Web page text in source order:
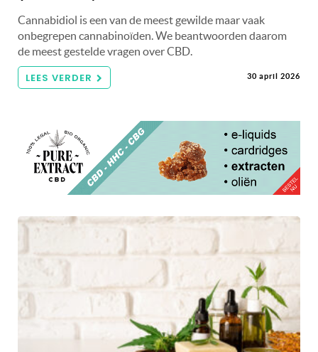
Cannabidiol is een van de meest gewilde maar vaak
onbegrepen cannabinoïden. We beantwoorden daarom
de meest gestelde vragen over CBD.
LEES VERDER 30 april 2026